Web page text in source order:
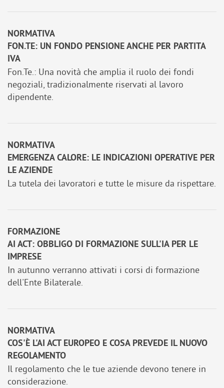
NORMATIVA
FON.TE: UN FONDO PENSIONE ANCHE PER PARTITA
IVA
Fon.Te.: Una novità che amplia il ruolo dei fondi
negoziali, tradizionalmente riservati al lavoro
dipendente.
NORMATIVA
EMERGENZA CALORE: LE INDICAZIONI OPERATIVE PER
LE AZIENDE
La tutela dei lavoratori e tutte le misure da rispettare.
FORMAZIONE
AI ACT: OBBLIGO DI FORMAZIONE SULL'IA PER LE
IMPRESE
In autunno verranno attivati i corsi di formazione
dell'Ente Bilaterale.
NORMATIVA
COS'È L'AI ACT EUROPEO E COSA PREVEDE IL NUOVO
REGOLAMENTO
Il regolamento che le tue aziende devono tenere in
considerazione.